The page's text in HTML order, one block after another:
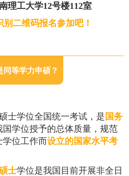
理工大学12号楼112室
别二维码报名参加吧！
同等学力申硕？
士学位全国统一考试，是 国务
国学位授予的总体质量，规范
学位工作而设立的国家水平考
士学位是我国目前开展非全日